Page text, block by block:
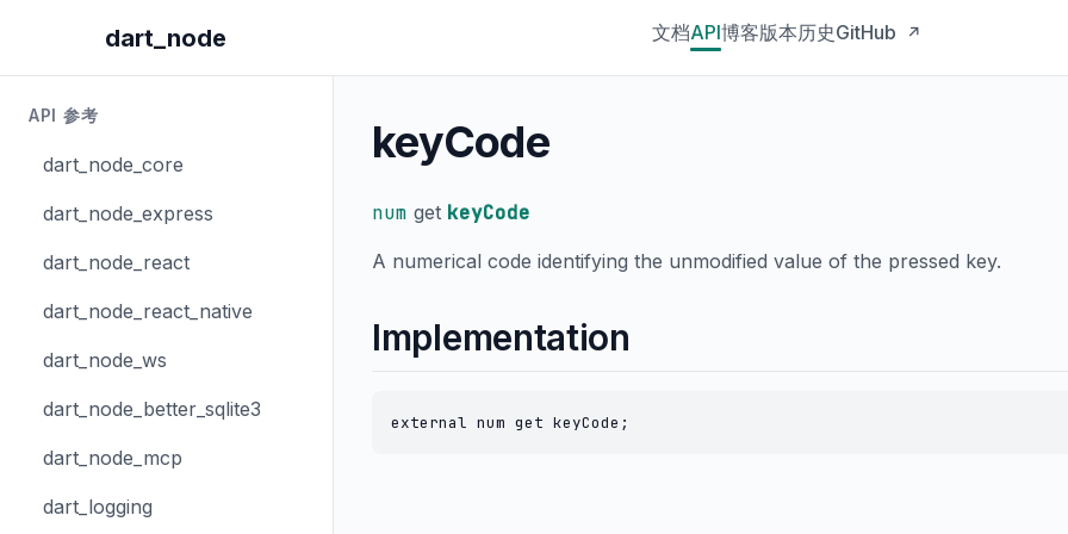
dart_node 文档API博客版本历史GitHub ↗
API 参考
dart_node_core
dart_node_express
dart_node_react
dart_node_react_native
dart_node_ws
dart_node_better_sqlite3
dart_node_mcp
dart_logging
keyCode
num get keyCode
A numerical code identifying the unmodified value of the pressed key.
Implementation
external num get keyCode;